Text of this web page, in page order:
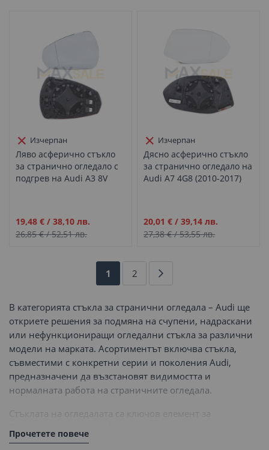
Изчерпан
Ляво асферично стъкло
за странично огледало с
подгрев на Audi A3 8V
Промо
цена
19,48 € / 38,10 лв.
26,85 €/52,51 лв.
Изчерпан
Дясно асферично стъкло
за странично огледало на
Audi A7 4G8 (2010-2017)
Промо
цена
20,01 € /39,14 лв.
27,38 €/53,55 лв.
Страница
В
четете
страница
1 Страница
2
В категорията стъкла за странични огледала – Audi ще
откриете решения за подмяна на счупени, надраскани
или нефункциониращи огледални стъкла за различни
модели на марката. Асортиментът включва стъкла,
съвместими с конкретни серии и поколения Audi,
предназначени да възстановят видимостта и
нормалната работа на страничните огледала.
Стъклата на огледалата са ключов елемент за
напукат, да загубят отражателните си свойства или
Прочетете повече